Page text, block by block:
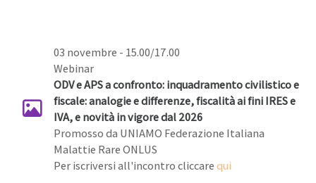
03 novembre - 15.00/17.00
Webinar
ODV e APS a confronto: inquadramento civilistico e
fiscale: analogie e differenze, fiscalità ai fini IRES e
IVA, e novità in vigore dal 2026
Promosso da UNIAMO Federazione Italiana
Malattie Rare ONLUS
Per iscriversi all'incontro cliccarequi